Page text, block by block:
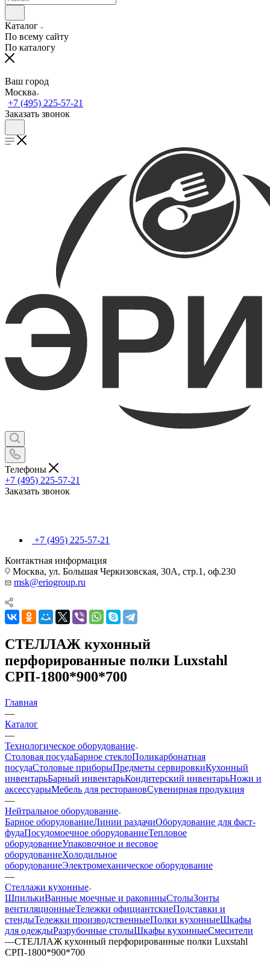
Каталог
По всему сайту
По каталогу
Ваш город
Москва
+7 (495) 225-57-21
Заказать звонок
Телефоны
+7 (495) 225-57-21
Заказать звонок
+7 (495) 225-57-21
Контактная информация
Москва, ул. Большая Черкизовская, 30А, стр.1, оф.230
msk@eriogroup.ru
СТЕЛЛАЖ кухонный
перфорированные полки Luxstahl
СРП-1800*900*700
Главная
—
Каталог
—
Технологическое оборудование
Столовая посудаБарное стеклоПоликарбонатная
посудаСтоловые приборыПредметы сервировкиКухонный
инвентарьБарный инвентарьКондитерский инвентарьНожи и
аксессуарыМебель для ресторановСувенирная продукция
—
Нейтральное оборудование
Барное оборудованиеЛинии раздачиОборудование для фаст-
фудаПосудомоечное оборудованиеТепловое
оборудованиеУпаковочное и весовое
оборудованиеХолодильное
оборудованиеЭлектромеханическое оборудование
—
Стеллажи кухонные
ШпилькиВанные моечные и раковиныСтолыЗонты
вентиляционныеТележки официантскиеПодставки и
стендыТележки производственныеПолки кухонныеШкафы
для одеждыРазрубочные столыШкафы кухонныеСмесители
—СТЕЛЛАЖ кухонный перфорированные полки Luxstahl
СРП-1800*900*700